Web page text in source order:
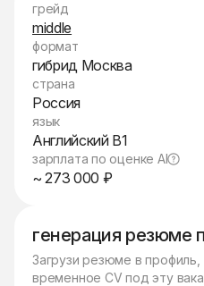
генерация резюме
Загрузи резюме в
временное CV под эту
грейд
middle
формат
гибрид Москва
страна
Россия
язык
Английский B1
зарплата по оценке AI
~ 273 000 ₽